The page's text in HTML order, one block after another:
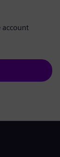
account